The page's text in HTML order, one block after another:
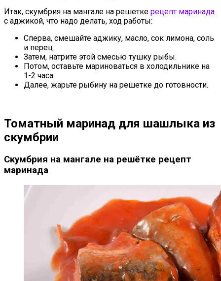
Итак, скумбрия на мангале на решетке рецепт маринада
с аджикой, что надо делать, ход работы:
Сперва, смешайте аджику, масло, сок лимона, соль
и перец.
Затем, натрите этой смесью тушку рыбы.
Потом, оставьте мариноваться в холодильнике на
1-2 часа.
Далее, жарьте рыбину на решетке до готовности.
Томатный маринад для шашлыка из
скумбрии
Скумбрия на мангале на решётке рецепт
маринада